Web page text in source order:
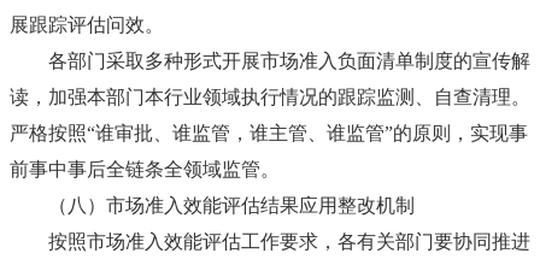
展跟踪评估问效。
各部门采取多种形式开展市场准入负面清单制度的宣传解
读，加强本部门本行业领域执行情况的跟踪监测、自查清理。
严格按照“谁审批、谁监管，谁主管、谁监管”的原则，实现事
前事中事后全链条全领域监管。
（八）市场准入效能评估结果应用整改机制
按照市场准入效能评估工作要求，各有关部门要协同推进